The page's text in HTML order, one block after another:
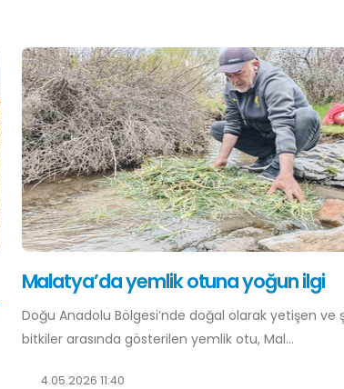
Malatya’da yemlik otuna yoğun ilgi
Doğu Anadolu Bölgesi’nde doğal olarak yetişen ve
bitkiler arasında gösterilen yemlik otu, Mal...
4.05.2026 11:40